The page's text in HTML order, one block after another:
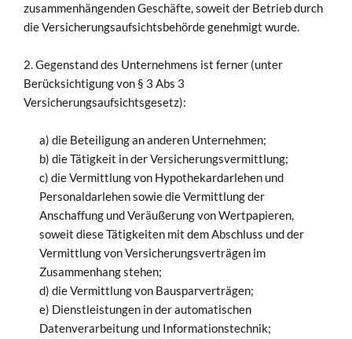
zusammenhängenden Geschäfte, soweit der Betrieb durch
die Versicherungsaufsichtsbehörde genehmigt wurde.
2. Gegenstand des Unternehmens ist ferner (unter
Berücksichtigung von § 3 Abs 3
Versicherungsaufsichtsgesetz):
a) die Beteiligung an anderen Unternehmen;
b) die Tätigkeit in der Versicherungsvermittlung;
c) die Vermittlung von Hypothekardarlehen und
Personaldarlehen sowie die Vermittlung der
Anschaffung und Veräußerung von Wertpapieren,
soweit diese Tätigkeiten mit dem Abschluss und der
Vermittlung von Versicherungsverträgen im
Zusammenhang stehen;
d) die Vermittlung von Bausparverträgen;
e) Dienstleistungen in der automatischen
Datenverarbeitung und Informationstechnik;